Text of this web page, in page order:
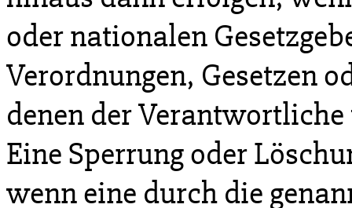
oder nationalen
Verordnungen, Gesetzen
denen der
Eine Sperrung oder
wenn eine durch die